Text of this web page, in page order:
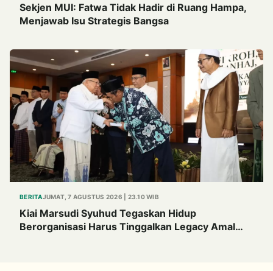
Sekjen MUI: Fatwa Tidak Hadir di Ruang Hampa,
Menjawab Isu Strategis Bangsa
BERITAJUMAT, 7 AGUSTUS 2026 | 23.10 WIB
Kiai Marsudi Syuhud Tegaskan Hidup
Berorganisasi Harus Tinggalkan Legacy Amal